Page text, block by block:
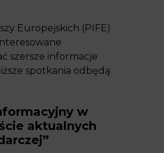
Europejskich (PIFE)
szersze informacje
spotkania odbędą
w
aktualnych